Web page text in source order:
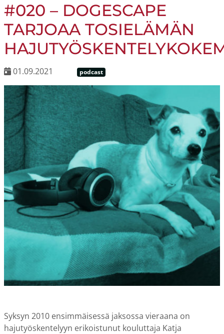
#020 – DOGESCAPE
TARJOAA TOSIELÄMÄN
01.09.2021 podcast
Syksyn 2010 ensimmäisessä jaksossa vieraana on
hajutyöskentelyyn erikoistunut kouluttaja Katja